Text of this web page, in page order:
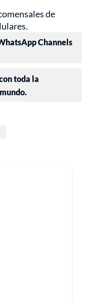
de
Channels
toda la